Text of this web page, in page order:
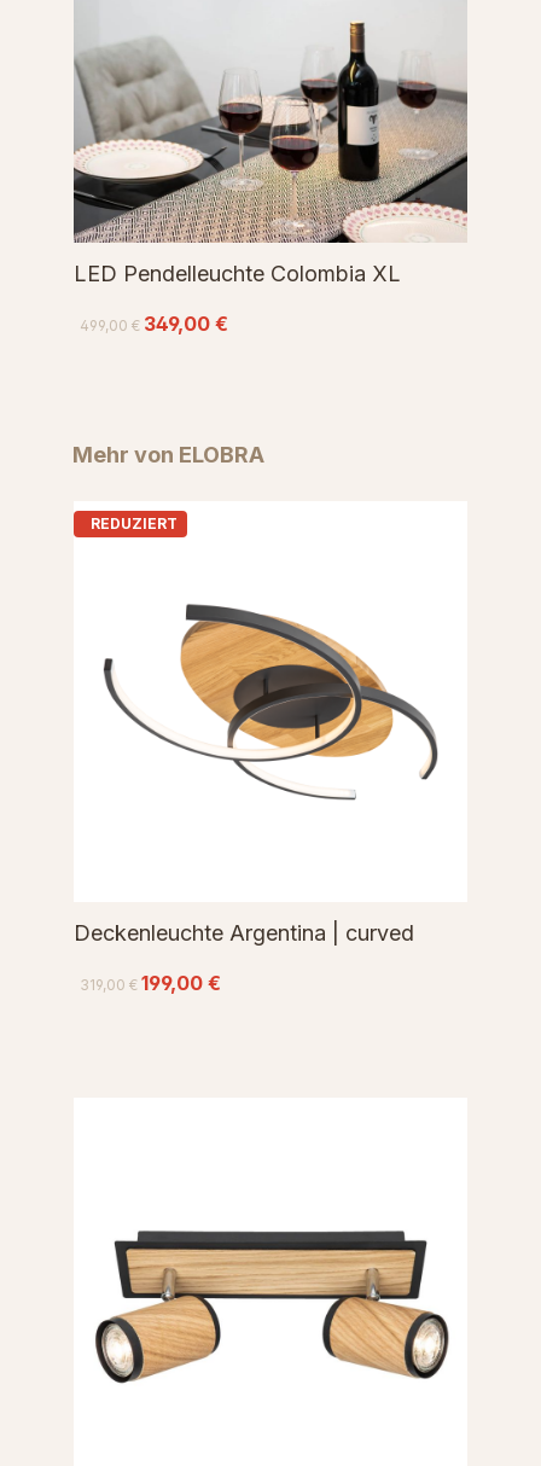
LED Pendelleuchte Colombia XL
499,00 € 349,00 €
Produktgalerie überspringen
Mehr von ELOBRA
REDUZIERT
Deckenleuchte Argentina | curved
319,00 € 199,00 €